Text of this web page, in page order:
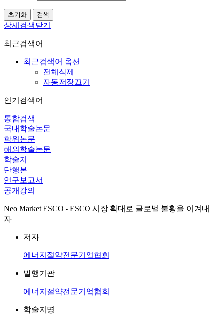
상세검색닫기
최근검색어
최근검색어 옵션
전체삭제
자동저장끄기
인기검색어
통합검색
국내학술논문
학위논문
해외학술논문
학술지
단행본
연구보고서
공개강의
Neo Market ESCO - ESCO 시장 확대로 글로벌 불황을 이겨내
자
저자
에너지절약전문기업협회
발행기관
에너지절약전문기업협회
학술지명